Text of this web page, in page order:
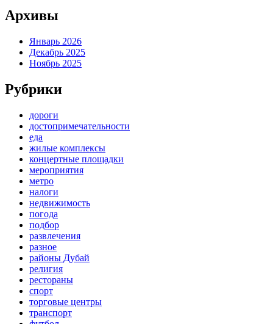
Архивы
Январь 2026
Декабрь 2025
Ноябрь 2025
Рубрики
дороги
достопримечательности
еда
жилые комплексы
концертные площадки
мероприятия
метро
налоги
недвижимость
погода
подбор
развлечения
разное
районы Дубай
религия
рестораны
спорт
торговые центры
транспорт